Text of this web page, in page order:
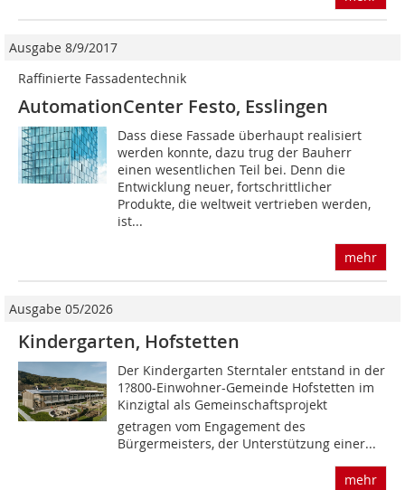
Ausgabe 8/9/2017
Raffinierte Fassadentechnik
AutomationCenter Festo, Esslingen
Dass diese Fassade überhaupt realisiert
werden konnte, dazu trug der Bauherr
einen wesentlichen Teil bei. Denn die
Entwicklung neuer, fortschrittlicher
Produkte, die weltweit vertrieben werden,
ist...
mehr
Ausgabe 05/2026
Kindergarten, Hofstetten
Der Kindergarten Sterntaler entstand in der
1?800-Einwohner-Gemeinde Hofstetten im
Kinzigtal als Gemeinschaftsprojekt 
getragen vom Engagement des
Bürgermeisters, der Unterstützung einer...
mehr